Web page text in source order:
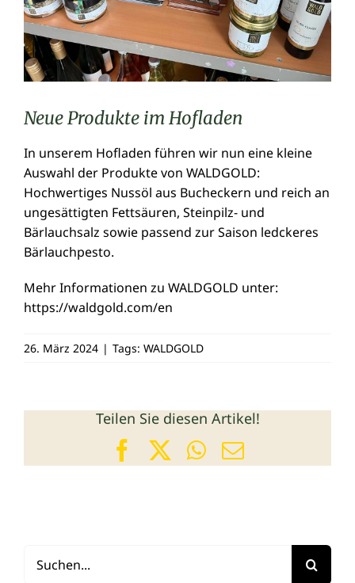
Neue Produkte im Hofladen
In unserem Hofladen führen wir nun eine kleine
Auswahl der Produkte von WALDGOLD:
Hochwertiges Nussöl aus Bucheckern und reich an
ungesättigten Fettsäuren, Steinpilz- und
Bärlauchsalz sowie passend zur Saison ledckeres
Bärlauchpesto.
Mehr Informationen zu WALDGOLD unter:
https://waldgold.com/en
26. März 2024 | Tags: WALDGOLD
Teilen Sie diesen Artikel!
FacebookWhatsApp
E-
Mail
nach: